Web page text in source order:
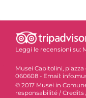
Leggi le recensioni su:
Musei Capitolini, piazza
060608 - Email:
© 2017 Musei in
responsabilité /Credits